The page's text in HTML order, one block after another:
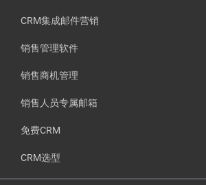
CRM集成邮件营销
销售管理软件
销售商机管理
销售人员专属邮箱
免费CRM
CRM选型